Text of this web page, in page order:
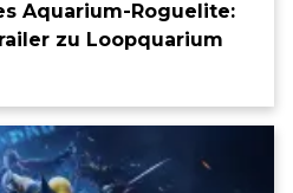
Aquarium-Roguelite:
zu Loopquarium